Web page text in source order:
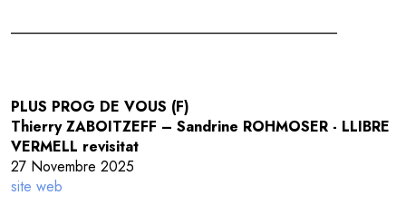
PLUS PROG DE VOUS (F)
Thierry ZABOITZEFF – Sandrine ROHMOSER - LLIBRE
VERMELL revisitat
27 Novembre 2025
site web